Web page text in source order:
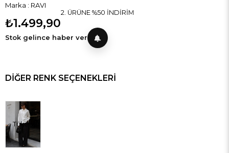
Marka : RAVI
₺1.499,90
2. ÜRÜNE %50 İNDİRİM
Stok gelince haber ver
DIĞER RENK SEÇENEKLERI
Tükendi